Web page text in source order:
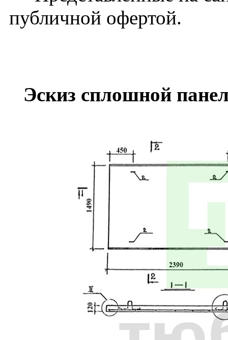
публичной офертой.
Эскиз сплошной